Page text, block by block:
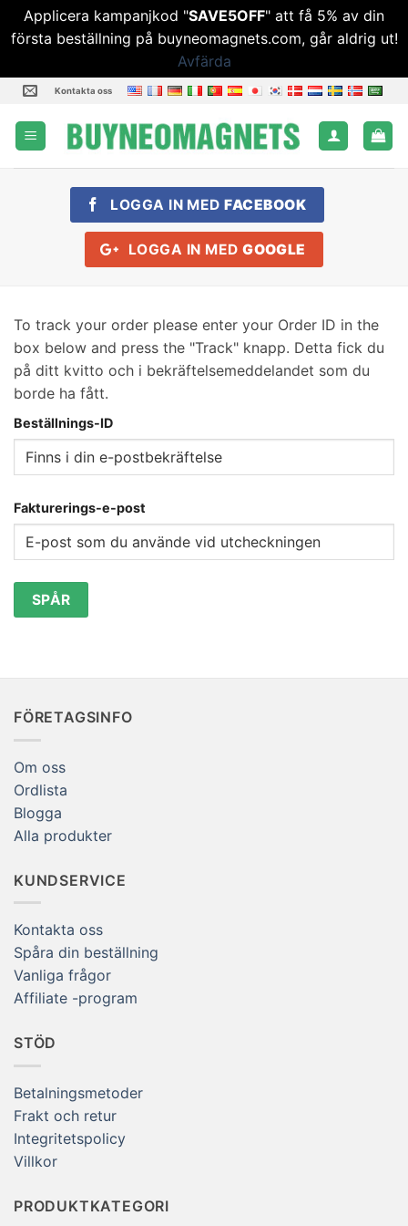
Applicera kampanjkod "SAVE5OFF" att få 5% av din
första beställning på buyneomagnets.com, går aldrig ut!
Avfärda
Hoppa
innehåll
Kontakta oss
LOGGA IN MEDFACEBOOK
LOGGA IN MEDGOOGLE
To track your order please enter your Order ID in the
box below and press the "Track" knapp. Detta fick du
på ditt kvitto och i bekräftelsemeddelandet som du
borde ha fått.
Beställnings-ID
Fakturerings-e-post
SPÅR
FÖRETAGSINFO
Om oss
Ordlista
Blogga
Alla produkter
KUNDSERVICE
Kontakta oss
Spåra din beställning
Vanliga frågor
Affiliate -program
STÖD
Betalningsmetoder
Frakt och retur
Integritetspolicy
Villkor
PRODUKTKATEGORI